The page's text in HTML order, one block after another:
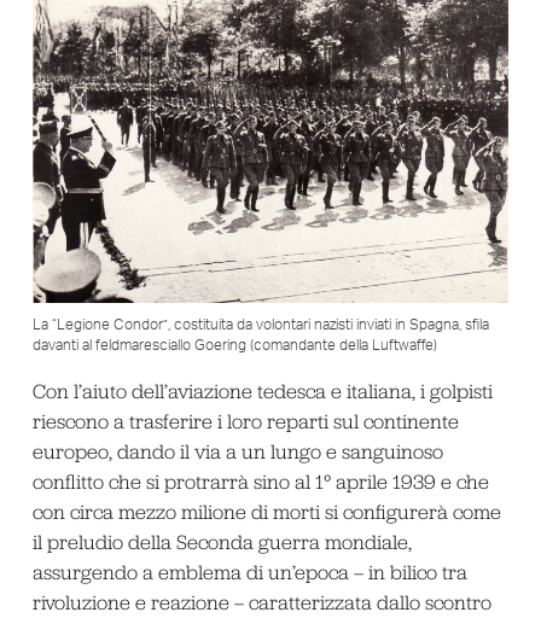
La “Legione Condor”, costituita da volontari nazisti inviati in Spagna, sfila
davanti al feldmaresciallo Goering (comandante della Luftwaffe)
Con l’aiuto dell’aviazione tedesca e italiana, i golpisti
riescono a trasferire i loro reparti sul continente
europeo, dando il via a un lungo e sanguinoso
conflitto che si protrarrà sino al 1° aprile 1939 e che
con circa mezzo milione di morti si configurerà come
il preludio della Seconda guerra mondiale,
assurgendo a emblema di un’epoca – in bilico tra
rivoluzione e reazione – caratterizzata dallo scontro